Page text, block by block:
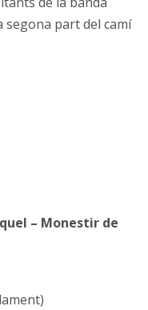
part del camí
– Monestir de